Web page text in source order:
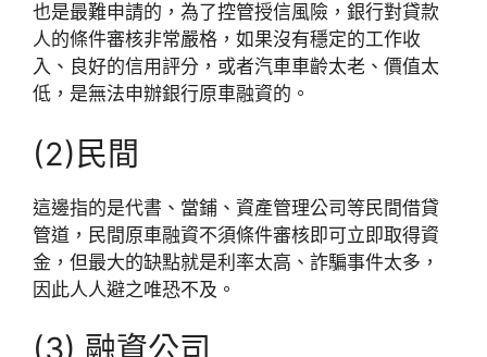
也是最難申請的，為了控管授信風險，銀行對貸款
人的條件審核非常嚴格，如果沒有穩定的工作收
入、良好的信用評分，或者汽車車齡太老、價值太
低，是無法申辦銀行原車融資的。
(2)民間
這邊指的是代書、當鋪、資產管理公司等民間借貸
管道，民間原車融資不須條件審核即可立即取得資
金，但最大的缺點就是利率太高、詐騙事件太多，
因此人人避之唯恐不及。
(3) 融資公司